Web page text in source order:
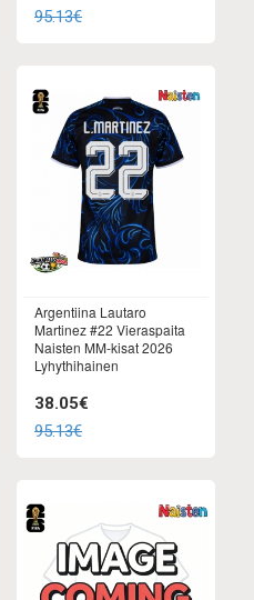
95.13€
Argentiina Lautaro
Martinez #22 Vieraspaita
Naisten MM-kisat 2026
Lyhythihainen
38.05€
95.13€